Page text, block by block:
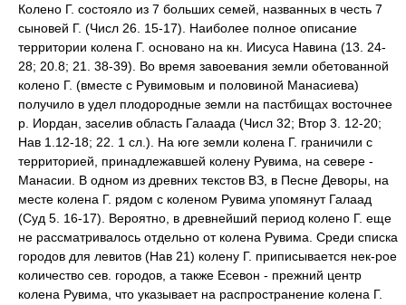
Колено Г. состояло из 7 больших семей, названных в честь 7
сыновей Г. (Числ 26. 15-17). Наиболее полное описание
территории колена Г. основано на кн. Иисуса Навина (13. 24-
28; 20.8; 21. 38-39). Во время завоевания земли обетованной
колено Г. (вместе с Рувимовым и половиной Манасиева)
получило в удел плодородные земли на пастбищах восточнее
р. Иордан, заселив область Галаада (Числ 32; Втор 3. 12-20;
Нав 1.12-18; 22. 1 сл.). На юге земли колена Г. граничили с
территорией, принадлежавшей колену Рувима, на севере -
Манасии. В одном из древних текстов ВЗ, в Песне Деворы, на
месте колена Г. рядом с коленом Рувима упомянут Галаад
(Суд 5. 16-17). Вероятно, в древнейший период колено Г. еще
не рассматривалось отдельно от колена Рувима. Среди списка
городов для левитов (Нав 21) колену Г. приписывается нек-рое
количество сев. городов, а также Есевон - прежний центр
колена Рувима, что указывает на распространение колена Г.